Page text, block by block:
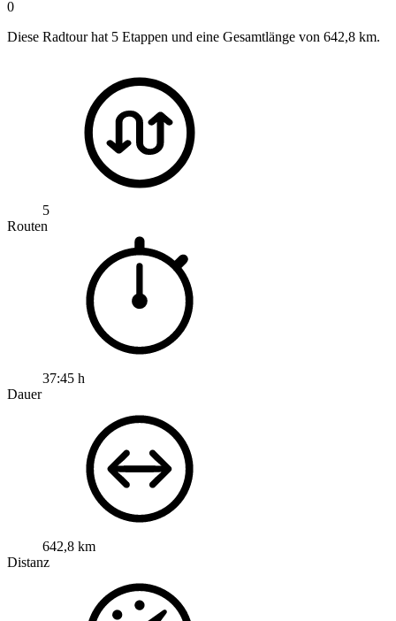
0
Diese Radtour hat 5 Etappen und eine Gesamtlänge von 642,8 km.
5
Routen
37:45 h
Dauer
642,8 km
Distanz